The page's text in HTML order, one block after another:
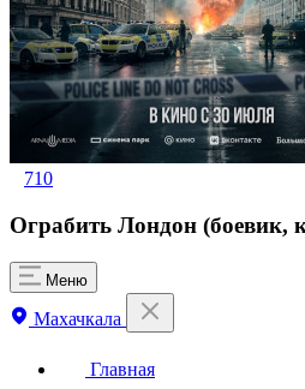
710
Ограбить Лондон (боевик,
Меню
Махачкала
Главная